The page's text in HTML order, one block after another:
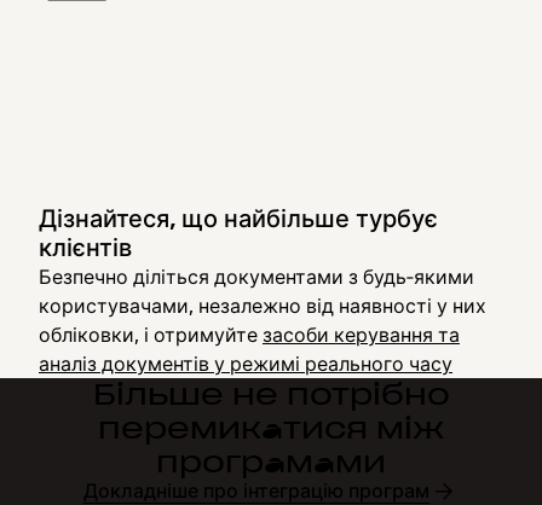
Дізнайтеся, що найбільше турбує
клієнтів
Безпечно діліться документами з будь‑якими
користувачами, незалежно від наявності у них
обліковки, і отримуйте засоби керування та
аналіз документів у режимі реального часу
Більше не потрібно
перемикатися між
програмами
Докладніше про інтеграцію програм